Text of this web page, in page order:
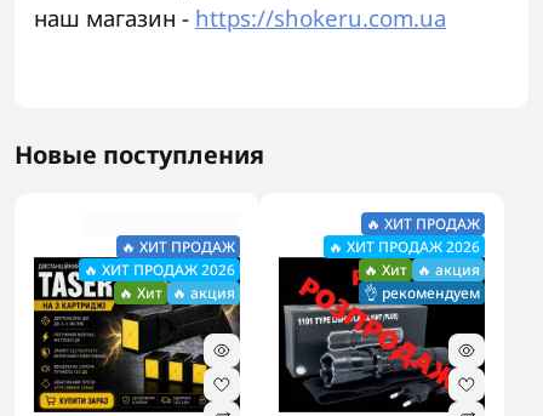
наш магазин - https://shokeru.com.ua
Новые поступления
🔥 ХИТ ПРОДАЖ
🔥 ХИТ ПРОДАЖ 2026
🔥 Хит 🔥 акция
🔥 ХИТ ПРОДАЖ
🔥 ХИТ ПРОДАЖ 2026
🔥 Хит 🔥 акция
👌 рекомендуем